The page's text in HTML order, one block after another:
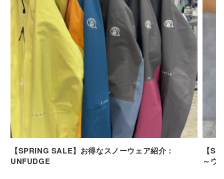
【SPRING SALE】お得なスノーウェア紹介：
UNFUDGE
【
～ウ